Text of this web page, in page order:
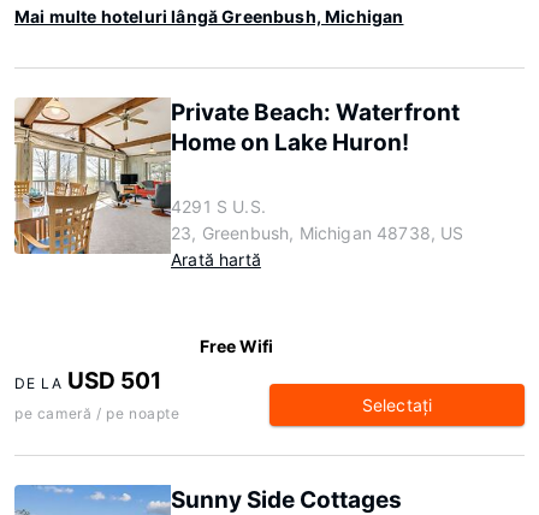
Mai multe hoteluri lângă Greenbush, Michigan
Private Beach: Waterfront
Home on Lake Huron!
4291 S U.S.
23, Greenbush, Michigan 48738, US
Arată hartă
Free Wifi
DE LA USD 501
pe cameră / pe noapte Selectaţi
Sunny Side Cottages